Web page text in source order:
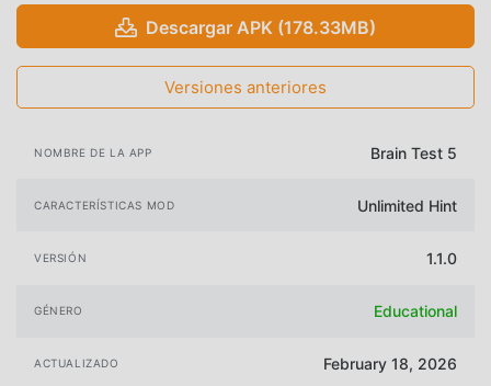
Descargar APK (178.33MB)
Versiones anteriores
NOMBRE DE LA APP Brain Test 5
CARACTERÍSTICAS MOD Unlimited Hint
VERSIÓN 1.1.0
GÉNERO Educational
ACTUALIZADO February 18, 2026